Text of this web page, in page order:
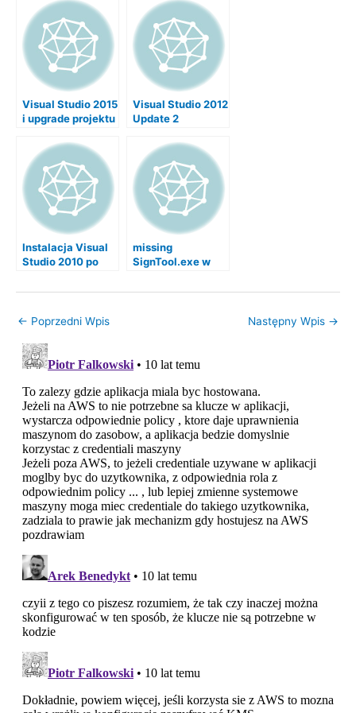
Visual Studio 2015
i upgrade projektu
Visual Studio 2012
Update 2
Instalacja Visual
Studio 2010 po
Studio 2010 Beta
missing
SignTool.exe w
← Poprzedni Wpis Następny Wpis →